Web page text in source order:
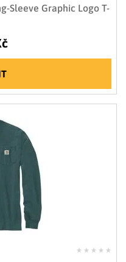
Sleeve Graphic Logo T-